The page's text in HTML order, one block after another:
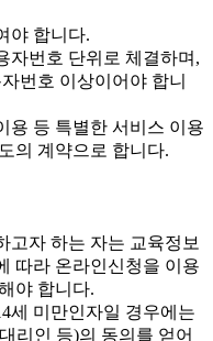
야 합니다.
번호 단위로 체결하며,
번호 이상이어야 합니
등 특별한 서비스 이용
의 계약으로 합니다.
자 하는 자는 교육정보
따라 온라인신청을 이용
야 합니다.
세 미만인자일 경우에는
리인 등)의 동의를 얻어